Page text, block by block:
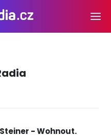
Steiner - Wohnout.